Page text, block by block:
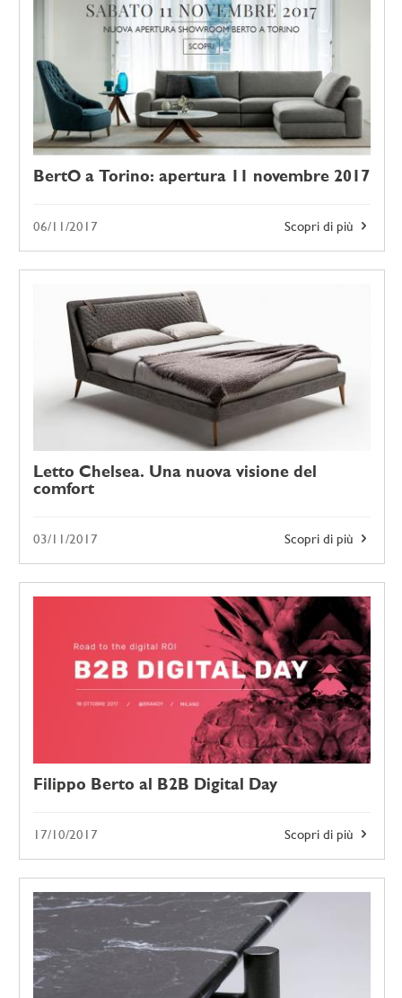
BertO a Torino: apertura 11 novembre 2017
Scopri di più
06/11/2017
Letto Chelsea. Una nuova visione del
comfort
Scopri di più
03/11/2017
Filippo Berto al B2B Digital Day
Scopri di più
17/10/2017